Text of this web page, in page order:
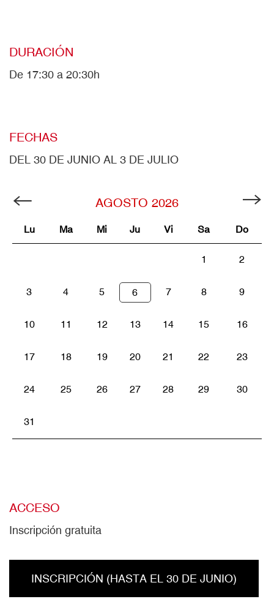
DURACIÓN
De 17:30 a 20:30h
FECHAS
DEL 30 DE JUNIO AL 3 DE JULIO
AGOSTO 2026
Lu Ma Mi Ju Vi Sa Do
1 2
3 4 5 6 7 8 9
10 11 12 13 14 15 16
17 18 19 20 21 22 23
24 25 26 27 28 29 30
31
ACCESO
Inscripción gratuita
INSCRIPCIÓN (HASTA EL 30 DE JUNIO)